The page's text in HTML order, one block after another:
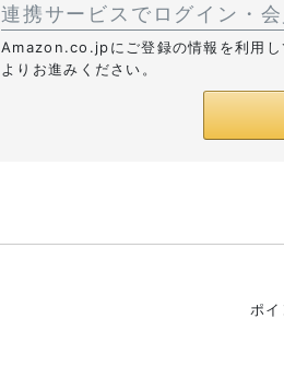
連携サービスでログイン・
Amazon.co.jpにご登録の情報を利用し
よりお進みください。
ポ